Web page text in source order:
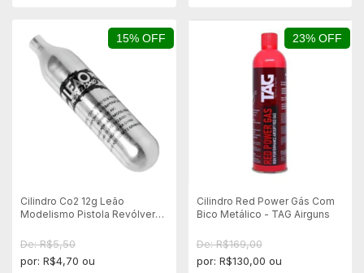
15% OFF
Cilindro Co2 12g Leão
Modelismo Pistola Revólver
De: R$5,50
por: R$4,70 ou
23% OFF
Cilindro Red Power Gás Com
Bico Metálico - TAG Airguns
De: R$169,00
por: R$130,00 ou